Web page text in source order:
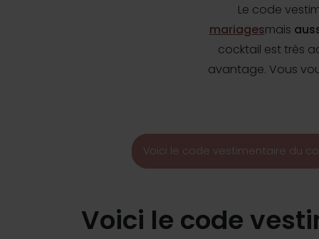
Le code
mariagesmais
cocktail est très
avantage. Vous
Voici le code vestimentaire du
Voici le code